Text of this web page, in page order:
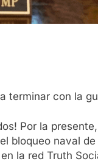
terminar con la
Por la
bloqueo naval de
la red Truth